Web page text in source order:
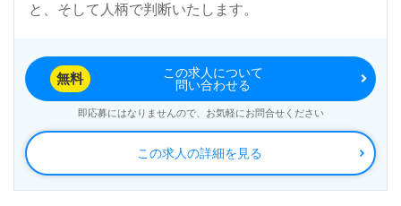
と、そして人柄で判断いたします。
この求人の詳細を見る
無料
この求人について
問い合わせる
即応募にはなりませんので、お気軽にお問合せください